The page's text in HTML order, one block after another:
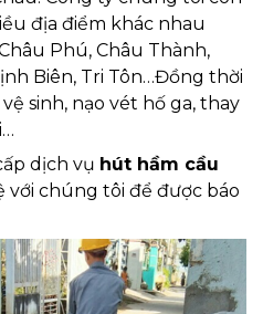
địa điểm khác nhau
Phú, Châu Thành,
Biên, Tri Tôn…Đồng thời
sinh, nạo vét hố ga, thay
dịch vụ hút hầm cầu
với chúng tôi để được báo